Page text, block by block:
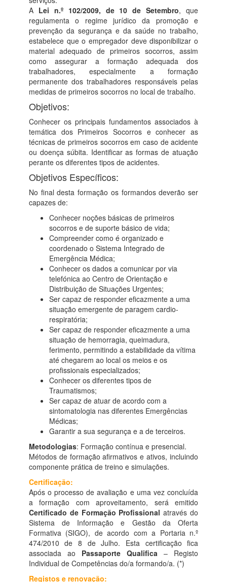
A Lei n.º 102/2009, de 10 de Setembro, que
regulamenta o regime jurídico da promoção e
prevenção da segurança e da saúde no trabalho,
estabelece que o empregador deve disponibilizar o
material adequado de primeiros socorros, assim
como assegurar a formação adequada dos
trabalhadores, especialmente a formação
permanente dos trabalhadores responsáveis pelas
medidas de primeiros socorros no local de trabalho.
Objetivos:
Conhecer os principais fundamentos associados à
temática dos Primeiros Socorros e conhecer as
técnicas de primeiros socorros em caso de acidente
ou doença súbita. Identificar as formas de atuação
perante os diferentes tipos de acidentes.
Objetivos Específicos:
No final desta formação os formandos deverão ser
capazes de:
Conhecer noções básicas de primeiros
socorros e de suporte básico de vida;
Compreender como é organizado e
coordenado o Sistema Integrado de
Emergência Médica;
Conhecer os dados a comunicar por via
telefónica ao Centro de Orientação e
Distribuição de Situações Urgentes;
Ser capaz de responder eficazmente a uma
situação emergente de paragem cardio-
respiratória;
Ser capaz de responder eficazmente a uma
situação de hemorragia, queimadura,
ferimento, permitindo a estabilidade da vítima
até chegarem ao local os meios e os
profissionais especializados;
Conhecer os diferentes tipos de
Traumatismos;
Ser capaz de atuar de acordo com a
sintomatologia nas diferentes Emergências
Médicas;
Garantir a sua segurança e a de terceiros.
Metodologias: Formação contínua e presencial.
Métodos de formação afirmativos e ativos, incluindo
componente prática de treino e simulações.
Certificação:
Após o processo de avaliação e uma vez concluída
a formação com aproveitamento, será emitido
Certificado de Formação Profissional através do
Sistema de Informação e Gestão da Oferta
Formativa (SIGO), de acordo com a Portaria n.º
474/2010 de 8 de Julho. Esta certificação fica
associada ao Passaporte Qualifica – Registo
Individual de Competências do/a formando/a. (*)
Registos e renovação: